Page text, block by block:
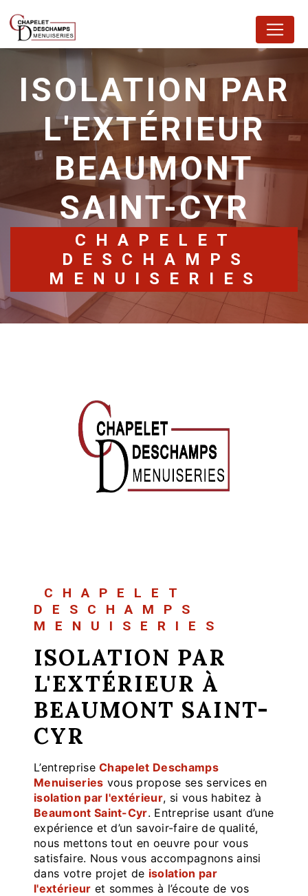
ISOLATION PAR
L'EXTÉRIEUR
BEAUMONT
SAINT-CYR
CHAPELET
DESCHAMPS
MENUISERIES
CHAPELET
DESCHAMPS
MENUISERIES
ISOLATION PAR
L'EXTÉRIEUR À
BEAUMONT SAINT-
CYR
L’entrepriseChapelet Deschamps
Menuiseries vous propose ses services en
isolation par l'extérieur, si vous habitez à
Beaumont Saint-Cyr. Entreprise usant d’une
expérience et d’un savoir-faire de qualité,
nous mettons tout en oeuvre pour vous
satisfaire. Nous vous accompagnons ainsi
dans votre projet de isolation par
l'extérieur et sommes à l’écoute de vos